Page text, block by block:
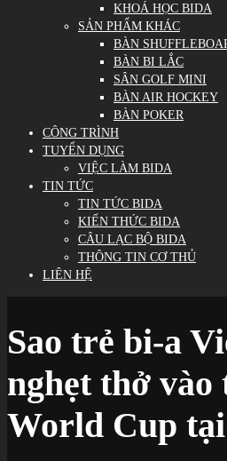
KHOÁ HỌC BIDA
SẢN PHẨM KHÁC
BÀN
BÀN BI LẮC
SÂN GOLF MINI
BÀN AIR HOCKEY
BÀN POKER
CÔNG TRÌNH
TUYỂN DỤNG
VIỆC LÀM BIDA
TIN TỨC
TIN TỨC BIDA
KIẾN THỨC BIDA
CÂU LẠC BỘ BIDA
THÔNG TIN CƠ THỦ
LIÊN HỆ
Sao trẻ bi-a
nghẹt thở vào
World Cup